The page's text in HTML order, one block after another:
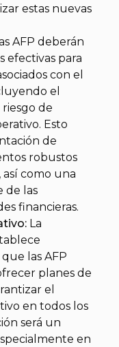
estas nuevas
AFP deberán
efectivas para
con el
el
riesgo de
Esto
de
robustos
así como una
de las
financieras.
La
las AFP
planes de
el
en todos los
será un
en